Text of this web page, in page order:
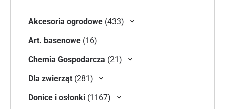
Akcesoria ogrodowe 433433 produkty
Art. basenowe 1616 produktów
Chemia Gospodarcza 2121 produktów
Dla zwierząt 281281 produktów
Donice i osłonki 11671167 produktów